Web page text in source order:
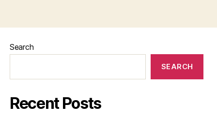
Search
SEARCH
Recent Posts